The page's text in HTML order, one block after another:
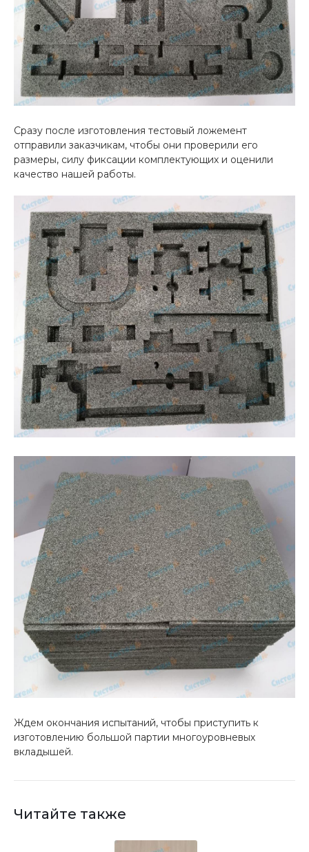
Сразу после изготовления тестовый ложемент
отправили заказчикам, чтобы они проверили его
размеры, силу фиксации комплектующих и оценили
качество нашей работы.
Ждем окончания испытаний, чтобы приступить к
изготовлению большой партии многоуровневых
вкладышей.
Читайте также